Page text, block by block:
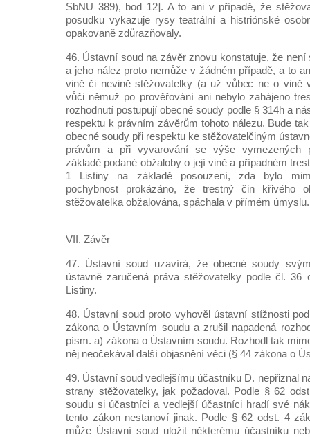
SbNU 389), bod 12]. A to ani v případě, že
posudku vykazuje rysy teatrální a histriónské
opakovaně zdůrazňovaly.
46. Ústavní soud na závěr znovu konstatuje, že
a jeho nález proto nemůže v žádném případě, a to
vině či nevině stěžovatelky (a už vůbec ne o vině
vůči němuž po prověřování ani nebylo zahájeno
rozhodnutí postupují obecné soudy podle § 314h a
respektu k právním závěrům tohoto nálezu. Bude
obecné soudy při respektu ke stěžovatelčiným
právům a při vyvarování se výše vymezených
základě podané obžaloby o její vině a případném
1 Listiny na základě posouzení, zda bylo
pochybnost prokázáno, že trestný čin křivého
stěžovatelka obžalována, spáchala v přímém úmyslu.
VII. Závěr
47. Ústavní soud uzavírá, že obecné soudy
ústavně zaručená práva stěžovatelky podle čl.
Listiny.
48. Ústavní soud proto vyhověl ústavní stížnosti
zákona o Ústavním soudu a zrušil napadená
písm. a) zákona o Ústavním soudu. Rozhodl tak
něj neočekával další objasnění věci (§ 44 zákona o
49. Ústavní soud vedlejšímu účastníku D. nepřiznal
strany stěžovatelky, jak požadoval. Podle § 62
soudu si účastníci a vedlejší účastníci hradí své
tento zákon nestanoví jinak. Podle § 62 odst. 4
může Ústavní soud uložit některému účastníku